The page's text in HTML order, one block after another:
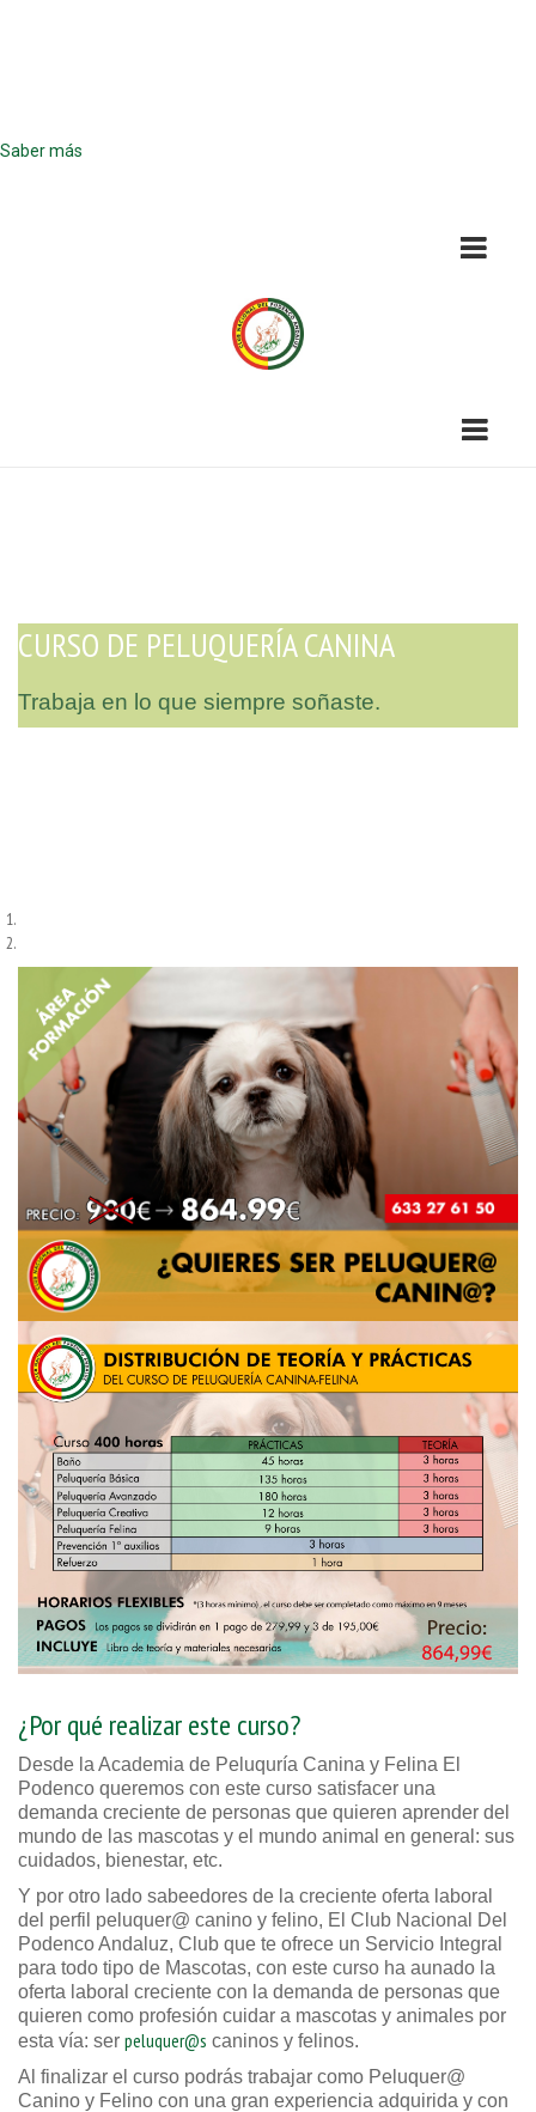
Saber más
CURSO DE PELUQUERÍA CANINA
Trabaja en lo que siempre soñaste.
¿Por qué realizar este curso?
Desde la Academia de Peluquría Canina y Felina El
Podenco queremos con este curso satisfacer una
demanda creciente de personas que quieren aprender del
mundo de las mascotas y el mundo animal en general: sus
cuidados, bienestar, etc.
Y por otro lado sabeedores de la creciente oferta laboral
del perfil peluquer@ canino y felino, El Club Nacional Del
Podenco Andaluz, Club que te ofrece un Servicio Integral
para todo tipo de Mascotas, con este curso ha aunado la
oferta laboral creciente con la demanda de personas que
quieren como profesión cuidar a mascotas y animales por
esta vía: ser peluquer@s caninos y felinos.
Al finalizar el curso podrás trabajar como Peluquer@
Canino y Felino con una gran experiencia adquirida y con